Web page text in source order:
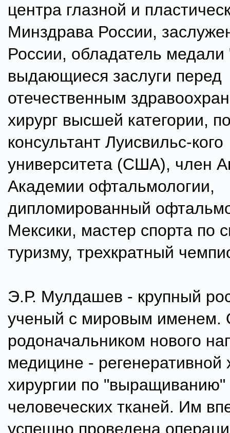
центра глазной и
Минздрава России,
России, обладатель медали
выдающиеся заслуги перед
отечественным
хирург высшей категории,
консультант Луисвильс-кого
университета (США), член
Академии офтальмологии,
дипломированный
Мексики, мастер спорта по
туризму, трехкратный
Э.Р. Мулдашев - крупный
ученый с мировым именем.
родоначальником нового
медицине - регенеративной
хирургии по "выращиванию"
человеческих тканей. Им
успешно проведена